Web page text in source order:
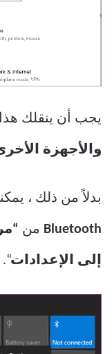
يجب أن ينقلك هذا
والأجهزة
بدلاً من ذلك ،
Bluetooth من
إلى الإعدادات“.